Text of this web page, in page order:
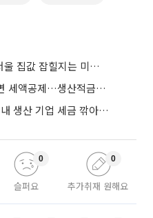
“부동산 세제 큰 틀엔 공감⋯서울 집값 잡힐지는 미지수”
반도체·이차전지 국내 생산하면 세액공제…생산적금융 ISA 신설
태양광ㆍ반도체 전략품목⋯국내 생산 기업 세금 깎아준다
슬퍼요
0
추가취재 원해요
0